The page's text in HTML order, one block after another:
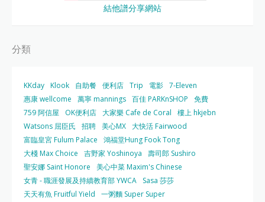
結他譜分享網站
分類
KKday Klook 自助餐 便利店 Trip 電影 7-Eleven
惠康 wellcome
萬寧 mannings 百佳 PARKnSHOP
免費
759 阿信屋
OK便利店 大家樂 Cafe de Coral
樓上 hkjebn
Watsons 屈臣氏
招聘 美心MX 大快活 Fairwood
富臨皇宮 Fulum Palace
鴻福堂Hung Fook Tong
大棧 Max Choice
吉野家 Yoshinoya
壽司郎 Sushiro
聖安娜 Saint Honore
美心中菜 Maxim's Chinese
女青 - 職涯發展及持續教育部 YWCA
Sasa 莎莎
天天有魚 Fruitful Yield
一粥麵 Super Super